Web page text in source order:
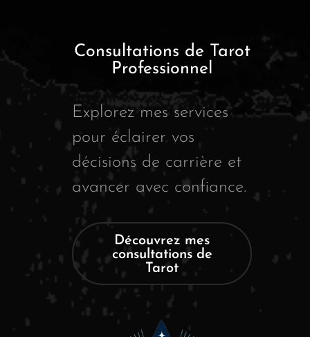
Consultations de Tarot
Professionnel
Explorez mes services
pour éclairer vos
décisions de carrière et
avancer avec confiance.
Découvrez mes
consultations de
Tarot